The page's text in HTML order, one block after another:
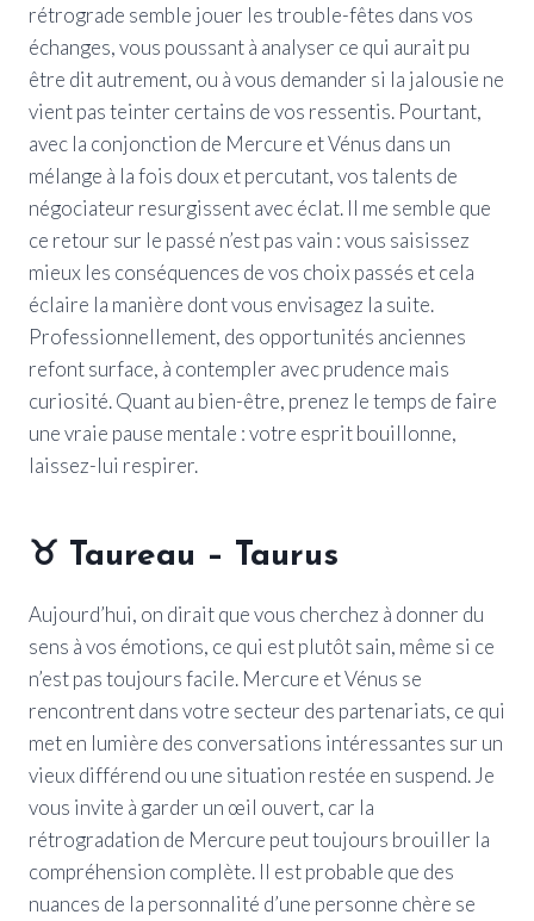
rétrograde semble jouer les trouble-fêtes dans vos
échanges, vous poussant à analyser ce qui aurait pu
être dit autrement, ou à vous demander si la jalousie ne
vient pas teinter certains de vos ressentis. Pourtant,
avec la conjonction de Mercure et Vénus dans un
mélange à la fois doux et percutant, vos talents de
négociateur resurgissent avec éclat. Il me semble que
ce retour sur le passé n’est pas vain : vous saisissez
mieux les conséquences de vos choix passés et cela
éclaire la manière dont vous envisagez la suite.
Professionnellement, des opportunités anciennes
refont surface, à contempler avec prudence mais
curiosité. Quant au bien-être, prenez le temps de faire
une vraie pause mentale : votre esprit bouillonne,
laissez-lui respirer.
♉ Taureau – Taurus
Aujourd’hui, on dirait que vous cherchez à donner du
sens à vos émotions, ce qui est plutôt sain, même si ce
n’est pas toujours facile. Mercure et Vénus se
rencontrent dans votre secteur des partenariats, ce qui
met en lumière des conversations intéressantes sur un
vieux différend ou une situation restée en suspend. Je
vous invite à garder un œil ouvert, car la
rétrogradation de Mercure peut toujours brouiller la
compréhension complète. Il est probable que des
nuances de la personnalité d’une personne chère se